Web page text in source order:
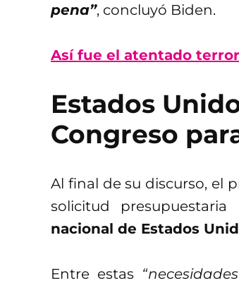
pena”, concluyó Biden.
Así fue el atentado
Estados
Congreso
Al final de su discurso, el
solicitud presupuestaria
nacional de Estados
Entre estas